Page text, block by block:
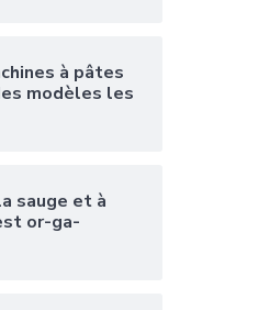
à pâtes
modèles les
sauge et à
or-ga-